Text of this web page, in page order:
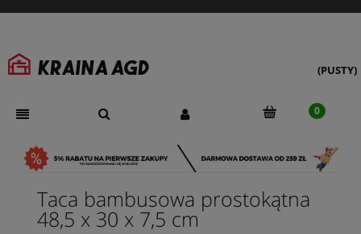
(PUSTY)
Taca bambusowa prostokątna
48,5 x 30 x 7,5 cm